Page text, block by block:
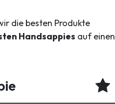
die besten Produkte
Handsappies auf einen